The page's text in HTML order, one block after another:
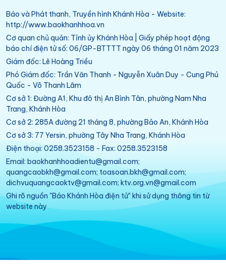
Báo và Phát thanh, Truyền hình Khánh Hòa - Website:
http://www.baokhanhhoa.vn
Cơ quan chủ quản: Tỉnh ủy Khánh Hòa | Giấy phép hoạt động
báo chí điện tử số: 06/GP-BTTTT ngày 06 tháng 01 năm 2023
Giám đốc: Lê Hoàng Triều
Phó Giám đốc: Trần Văn Thanh - Nguyễn Xuân Duy - Cung Phú
Quốc - Võ Thanh Lâm
Cơ sở 1: Đường A1, Khu đô thị An Bình Tân, phường Nam Nha
Trang, Khánh Hòa
Cơ sở 2: 285A đường 21 tháng 8, phường Bảo An, Khánh Hòa
Cơ sở 3: 77 Yersin, phường Tây Nha Trang, Khánh Hòa
Điện thoại: 0258.3523158 - Fax: 0258.3523158
Email: baokhanhhoadientu@gmail.com;
quangcaobkh@gmail.com; toasoan.bkh@gmail.com;
dichvuquangcaoktv@gmail.com; ktv.org.vn@gmail.com
Ghi rõ nguồn "Báo Khánh Hòa điện tử" khi sử dụng thông tin từ
website này